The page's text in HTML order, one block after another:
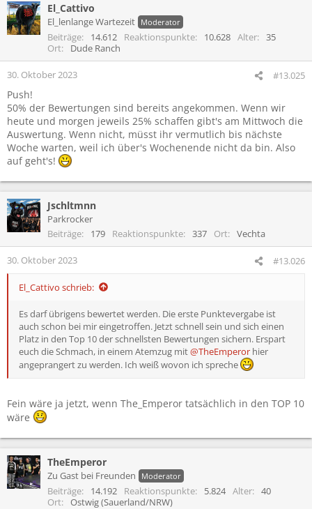
k
t
i
n
e
:
El_Cattivo
El_lenlange Wartezeit Moderator
Beiträge 14.612 Reaktionspunkte 10.628 Alter
35
Ort
Dude Ranch
30. Oktober 2023 #13.025
Push!
50% der Bewertungen sind bereits angekommen. Wenn wir
heute und morgen jeweils 25% schaffen gibt's am Mittwoch die
Auswertung. Wenn nicht, müsst ihr vermutlich bis nächste
Woche warten, weil ich über's Wochenende nicht da bin. Also
auf geht's!
Jschltmnn
Parkrocker
Beiträge
179 Reaktionspunkte 337 Ort Vechta
30. Oktober 2023 #13.026
El_Cattivo schrieb:
Es darf übrigens bewertet werden. Die erste Punktevergabe ist
auch schon bei mir eingetroffen. Jetzt schnell sein und sich einen
Platz in den Top 10 der schnellsten Bewertungen sichern. Erspart
euch die Schmach, in einem Atemzug mit@TheEmperor hier
angeprangert zu werden. Ich weiß wovon ich spreche
Fein wäre ja jetzt, wenn The_Emperor tatsächlich in den TOP 10
wäre
TheEmperor
Zu Gast bei Freunden Moderator
Beiträge 14.192 Reaktionspunkte 5.824 Alter
40
Ort
Ostwig (Sauerland/NRW)